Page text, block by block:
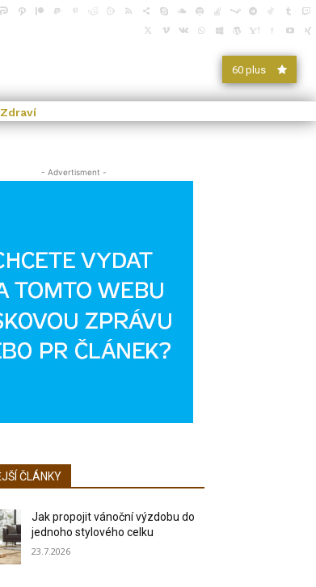
60 plus
Zdraví
- Advertisment -
ČLÁNKY
Jak propojit vánoční výzdobu do
jednoho stylového celku
23.7.2026